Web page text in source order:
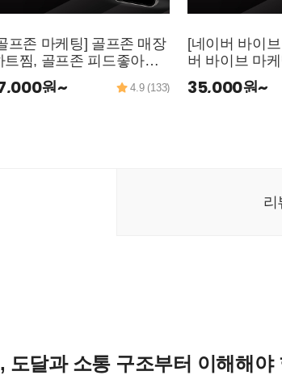
프존 마케팅] 골프존 매장
트찜, 골프존 피드좋아요,
프존 피드댓글, 골프존 친
추가, 골프존 매장후기, 골
원~ 4.9 (133)
[네이버 바이
버 바이브 마
좋아요·감상평
글·곡 저장하
35,000원~
리
도달과 소통 구조부터 이해해야